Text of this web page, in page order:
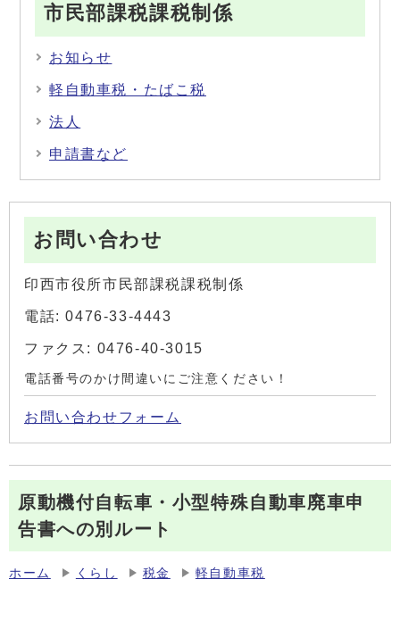
市民部課税課税制係
お知らせ
軽自動車税・たばこ税
法人
申請書など
お問い合わせ
印西市役所市民部課税課税制係
電話: 0476-33-4443
ファクス: 0476-40-3015
電話番号のかけ間違いにご注意ください！
お問い合わせフォーム
原動機付自転車・小型特殊自動車廃車申
告書への別ルート
ホーム くらし 税金 軽自動車税